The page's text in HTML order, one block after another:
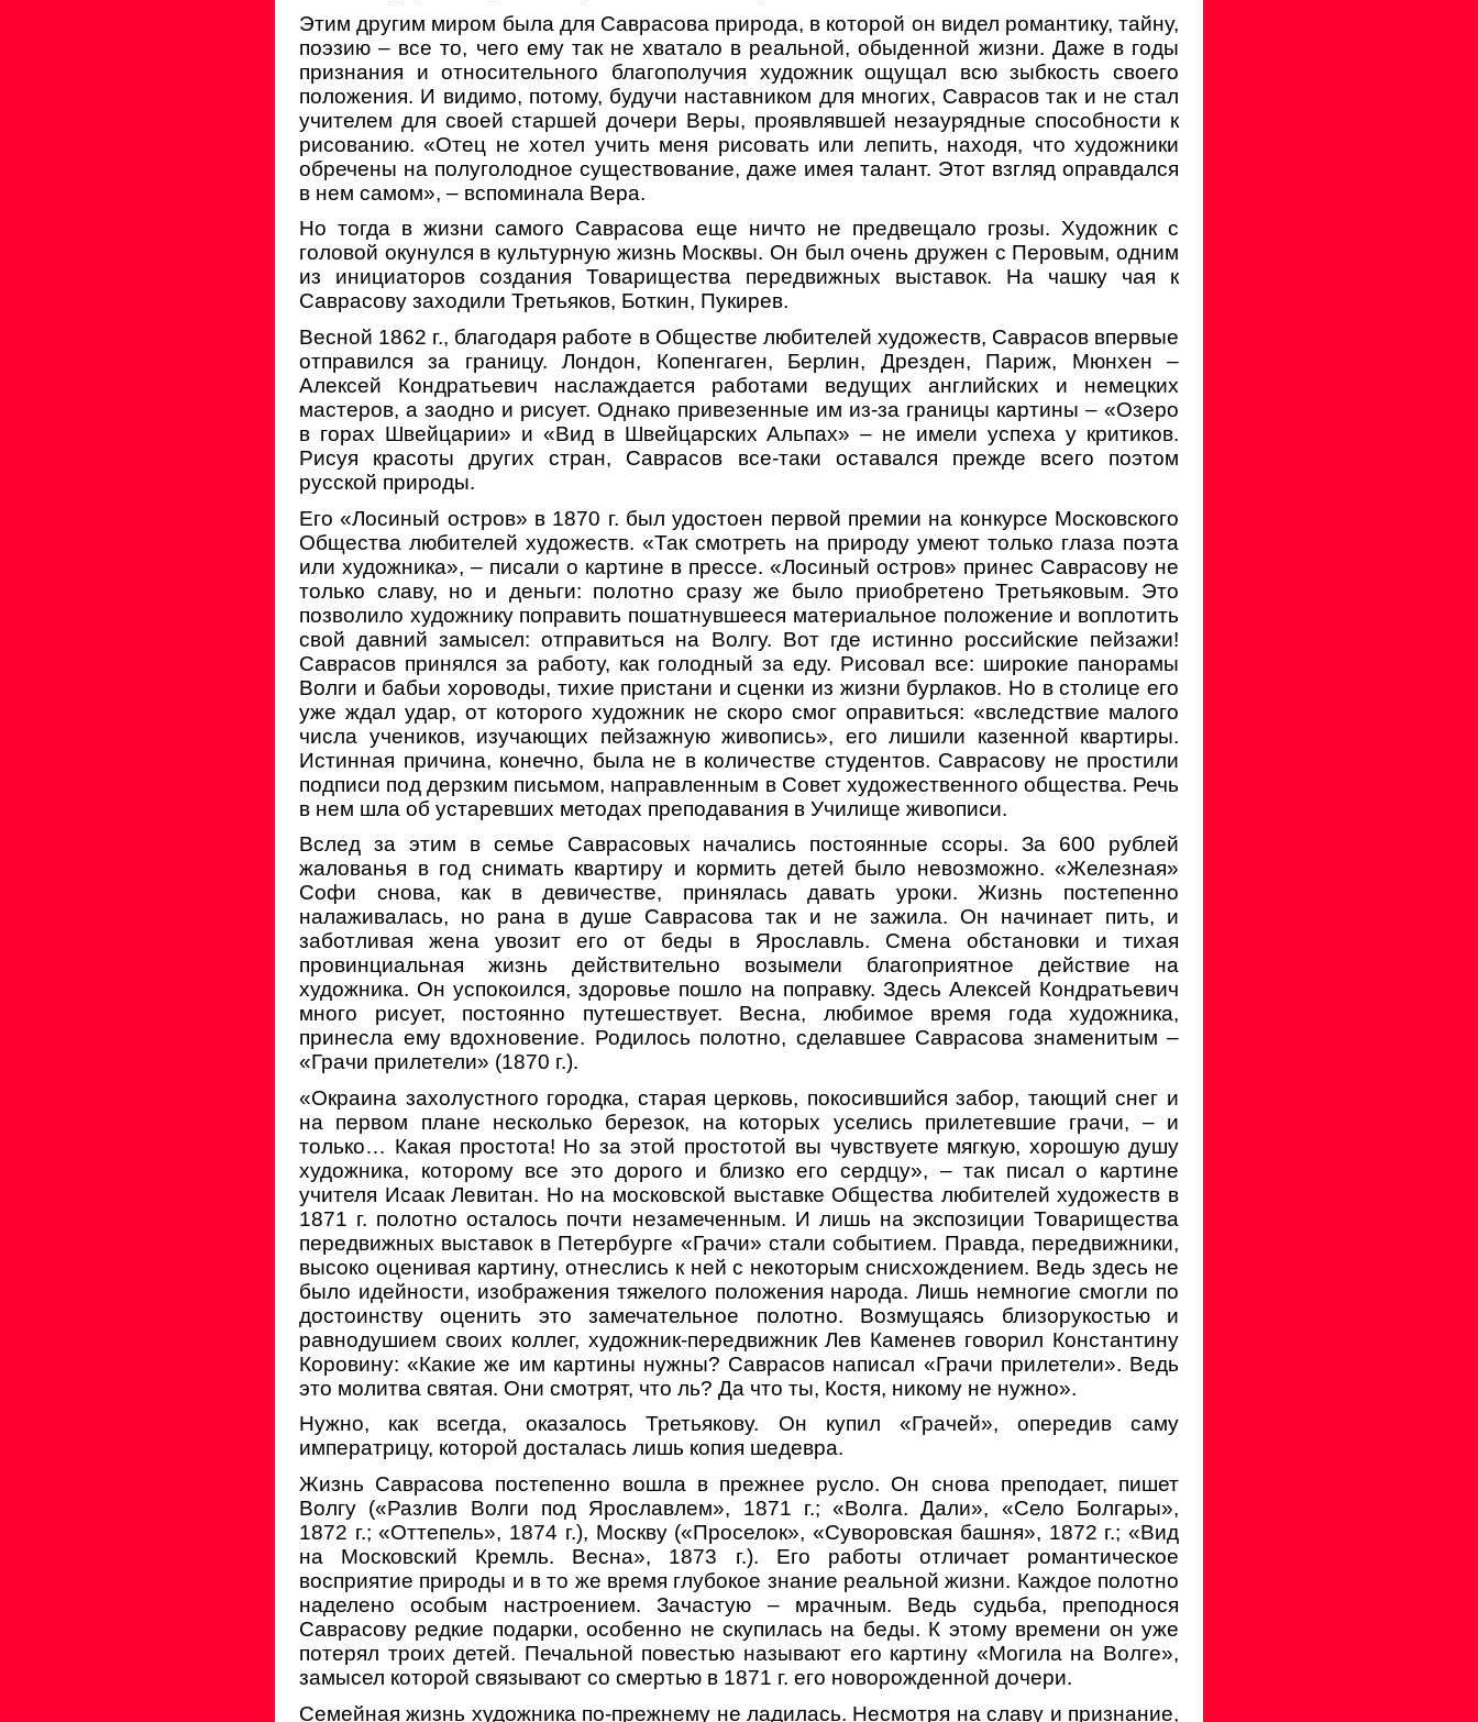
Этим другим миром была для Саврасова природа, в которой он видел романтику, тайну,
поэзию – все то, чего ему так не хватало в реальной, обыденной жизни. Даже в годы
признания и относительного благополучия художник ощущал всю зыбкость своего
положения. И видимо, потому, будучи наставником для многих, Саврасов так и не стал
учителем для своей старшей дочери Веры, проявлявшей незаурядные способности к
рисованию. «Отец не хотел учить меня рисовать или лепить, находя, что художники
обречены на полуголодное существование, даже имея талант. Этот взгляд оправдался
в нем самом», – вспоминала Вера.
Но тогда в жизни самого Саврасова еще ничто не предвещало грозы. Художник с
головой окунулся в культурную жизнь Москвы. Он был очень дружен с Перовым, одним
из инициаторов создания Товарищества передвижных выставок. На чашку чая к
Саврасову заходили Третьяков, Боткин, Пукирев.
Весной 1862 г., благодаря работе в Обществе любителей художеств, Саврасов впервые
отправился за границу. Лондон, Копенгаген, Берлин, Дрезден, Париж, Мюнхен –
Алексей Кондратьевич наслаждается работами ведущих английских и немецких
мастеров, а заодно и рисует. Однако привезенные им из-за границы картины – «Озеро
в горах Швейцарии» и «Вид в Швейцарских Альпах» – не имели успеха у критиков.
Рисуя красоты других стран, Саврасов все-таки оставался прежде всего поэтом
русской природы.
Его «Лосиный остров» в 1870 г. был удостоен первой премии на конкурсе Московского
Общества любителей художеств. «Так смотреть на природу умеют только глаза поэта
или художника», – писали о картине в прессе. «Лосиный остров» принес Саврасову не
только славу, но и деньги: полотно сразу же было приобретено Третьяковым. Это
позволило художнику поправить пошатнувшееся материальное положение и воплотить
свой давний замысел: отправиться на Волгу. Вот где истинно российские пейзажи!
Саврасов принялся за работу, как голодный за еду. Рисовал все: широкие панорамы
Волги и бабьи хороводы, тихие пристани и сценки из жизни бурлаков. Но в столице его
уже ждал удар, от которого художник не скоро смог оправиться: «вследствие малого
числа учеников, изучающих пейзажную живопись», его лишили казенной квартиры.
Истинная причина, конечно, была не в количестве студентов. Саврасову не простили
подписи под дерзким письмом, направленным в Совет художественного общества. Речь
в нем шла об устаревших методах преподавания в Училище живописи.
Вслед за этим в семье Саврасовых начались постоянные ссоры. За 600 рублей
жалованья в год снимать квартиру и кормить детей было невозможно. «Железная»
Софи снова, как в девичестве, принялась давать уроки. Жизнь постепенно
налаживалась, но рана в душе Саврасова так и не зажила. Он начинает пить, и
заботливая жена увозит его от беды в Ярославль. Смена обстановки и тихая
провинциальная жизнь действительно возымели благоприятное действие на
художника. Он успокоился, здоровье пошло на поправку. Здесь Алексей Кондратьевич
много рисует, постоянно путешествует. Весна, любимое время года художника,
принесла ему вдохновение. Родилось полотно, сделавшее Саврасова знаменитым –
«Грачи прилетели» (1870 г.).
«Окраина захолустного городка, старая церковь, покосившийся забор, тающий снег и
на первом плане несколько березок, на которых уселись прилетевшие грачи, – и
только… Какая простота! Но за этой простотой вы чувствуете мягкую, хорошую душу
художника, которому все это дорого и близко его сердцу», – так писал о картине
учителя Исаак Левитан. Но на московской выставке Общества любителей художеств в
1871 г. полотно осталось почти незамеченным. И лишь на экспозиции Товарищества
передвижных выставок в Петербурге «Грачи» стали событием. Правда, передвижники,
высоко оценивая картину, отнеслись к ней с некоторым снисхождением. Ведь здесь не
было идейности, изображения тяжелого положения народа. Лишь немногие смогли по
достоинству оценить это замечательное полотно. Возмущаясь близорукостью и
равнодушием своих коллег, художник-передвижник Лев Каменев говорил Константину
Коровину: «Какие же им картины нужны? Саврасов написал «Грачи прилетели». Ведь
это молитва святая. Они смотрят, что ль? Да что ты, Костя, никому не нужно».
Нужно, как всегда, оказалось Третьякову. Он купил «Грачей», опередив саму
императрицу, которой досталась лишь копия шедевра.
Жизнь Саврасова постепенно вошла в прежнее русло. Он снова преподает, пишет
Волгу («Разлив Волги под Ярославлем», 1871 г.; «Волга. Дали», «Село Болгары»,
1872 г.; «Оттепель», 1874 г.), Москву («Проселок», «Суворовская башня», 1872 г.; «Вид
на Московский Кремль. Весна», 1873 г.). Его работы отличает романтическое
восприятие природы и в то же время глубокое знание реальной жизни. Каждое полотно
наделено особым настроением. Зачастую – мрачным. Ведь судьба, преподнося
Саврасову редкие подарки, особенно не скупилась на беды. К этому времени он уже
потерял троих детей. Печальной повестью называют его картину «Могила на Волге»,
замысел которой связывают со смертью в 1871 г. его новорожденной дочери.
Семейная жизнь художника по-прежнему не ладилась. Несмотря на славу и признание,